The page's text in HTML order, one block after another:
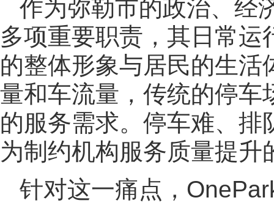
作为弥勒市的政治、经
多项重要职责，其日常
的整体形象与居民的生
量和车流量，传统的停车
的服务需求。停车难、
为制约机构服务质量提升
针对这一痛点，